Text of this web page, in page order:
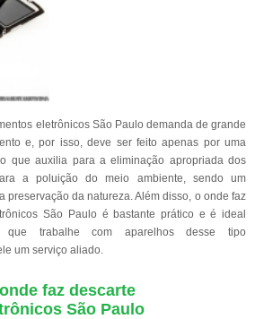
eletrônicos São Paulo demanda de grande
e, por isso, deve ser feito apenas por uma
que auxilia para a eliminação apropriada dos
a poluição do meio ambiente, sendo um
preservação da natureza. Além disso, o onde faz
São Paulo é bastante prático e é ideal
que trabalhe com aparelhos desse tipo
um serviço aliado.
faz descarte
São Paulo